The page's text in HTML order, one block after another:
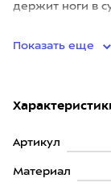
держит ноги в
Показать еще
Артикул
Материал